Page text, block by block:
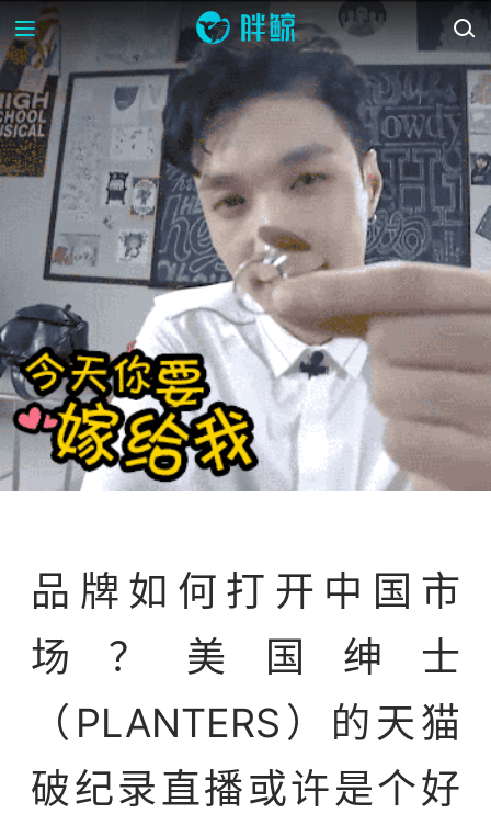
品牌如何打开中国市
场？美国绅士
（PLANTERS）的天猫
破纪录直播或许是个好